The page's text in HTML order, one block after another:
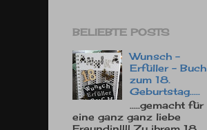
BELIEBTE POSTS
Wunsch -
Erfüller - Buch
zum 18.
Geburtstag.....
.....gemacht für
eine ganz ganz liebe